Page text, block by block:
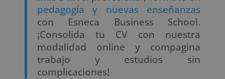
pedagogía y nuevas enseñanzas
con Esneca Business School.
¡Consolida tu CV con nuestra
modalidad online y compagina
trabajo y estudios sin
complicaciones!